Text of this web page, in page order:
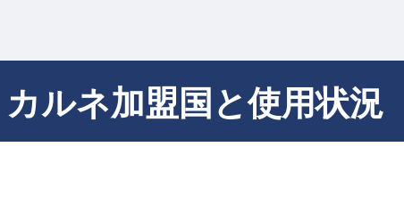
カルネ加盟国と使用状況